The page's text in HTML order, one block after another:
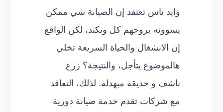
وايد ناس تعتقد إن الصيانة شي ممكن
يسوونه بروحهم كل ويكند، لكن الواقع
إن الانشغال والحياة السريعة تخلي
هالموضوع يتأجل، والنتيجة؟ زرع
ناشف و حديقة مبهدلة. لذلك، التعاقد
مع شركات تقدم خدمة صيانة دورية